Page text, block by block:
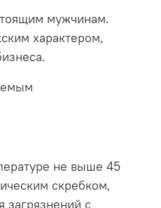
мужчинам.
характером,
не выше 45
скребком,
загрязнений с